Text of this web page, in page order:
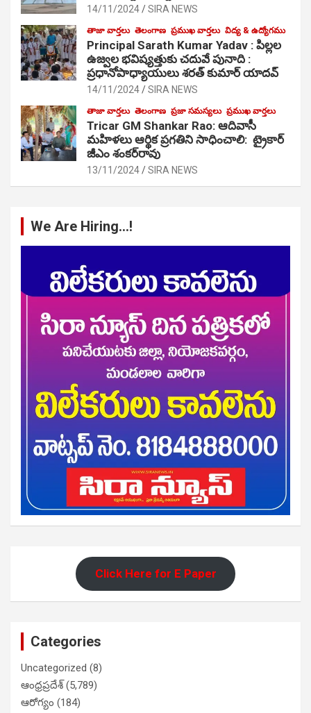
14/11/2024 SIRA NEWS
తాజా వార్తలు తెలంగాణ ప్రముఖ వార్తలు విద్య & ఉద్యోగము
Principal Sarath Kumar Yadav : పిల్లల
ఉజ్వల భవిష్యత్తుకు చదువే పునాది :
ప్రధానోపాధ్యాయులు శరత్ కుమార్ యాదవ్
14/11/2024 SIRA NEWS
తాజా వార్తలు తెలంగాణ ప్రజా సమస్యలు ప్రముఖ వార్తలు
Tricar GM Shankar Rao: ఆదివాసీ
మహిళలు ఆర్థిక ప్రగతిని సాధించాలి: ట్రైకార్
జీఎం శంకర్‌రావు
13/11/2024 SIRA NEWS
We Are Hiring…!
Click Here for E Paper
Categories
Uncategorized (8)
ఆంధ్రప్రదేశ్(5,789)
ఆరోగ్యం (184)